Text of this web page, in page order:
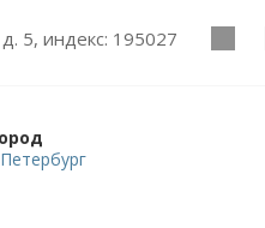
5, индекс: 195027